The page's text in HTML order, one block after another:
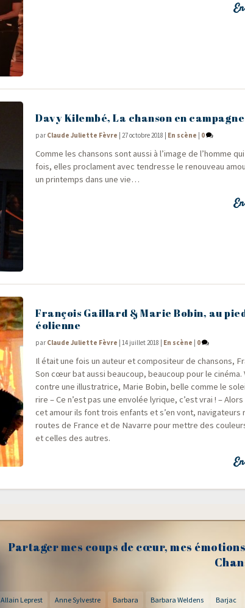
Davy Kilembé, La chanson en campagne
par Claude Juliette Fèvre |27 octobre 2018 En scène 0
Comme les chan­sons sont aus­si à l’image de l’homme
fois, elles pro­clament avec ten­dresse le renou­veau
un prin­temps dans une vie…
François Gaillard & Marie Bobin, au
éolienne
par Claude Juliette Fèvre |14 juillet 2018 En scène 0
Il était une fois un auteur et com­po­si­teur de chan­sons,
Son cœur bat aus­si beau­coup, beau­coup pour le ciné­ma.
contre une illus­tra­trice, Marie Bobin, belle comme le
rire – Ce n’est pas une envo­lée lyrique, c’est vrai ! –
cet amour ils font trois enfants et s’en vont, navi­ga­teurs
routes de France et de Navarre pour mettre des
et celles des autres.
Partager mes coups de cœur, mes
Allain Leprest Anne Sylvestre Barbara Barbara Weldens Barjac